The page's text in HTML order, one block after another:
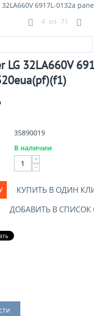
6917L-0132a
4 из 71
LG 32LA660V
35890019
В наличии
+
−
КУПИТЬ В ОДИН
ДОБАВИТЬ В СПИСОК